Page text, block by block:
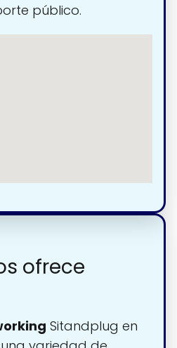
público.
ofrece
Sitandplug en